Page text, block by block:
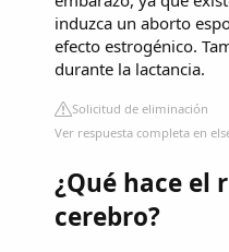
induzca un aborto
efecto estrogénico.
durante la lactancia.
Solicitud de eliminación
Ver respuesta completa en
¿Qué hace el
cerebro?